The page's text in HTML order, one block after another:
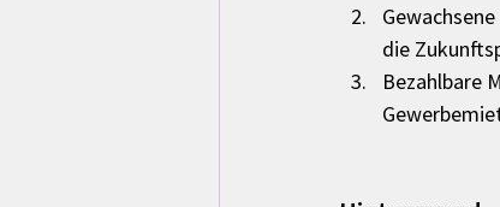
die
Bezahlbare